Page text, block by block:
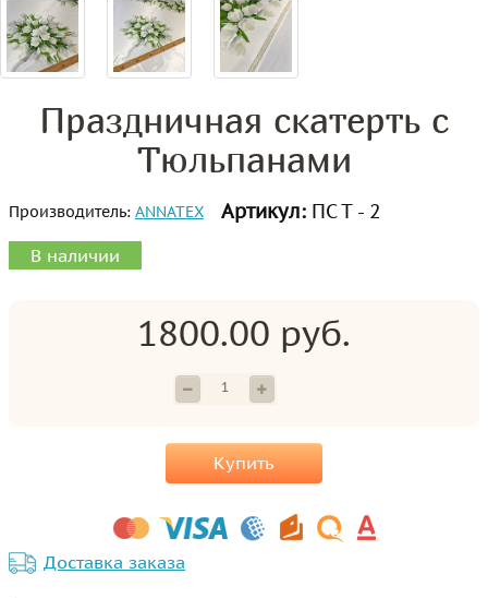
Праздничная скатерть с
Тюльпанами
Производитель: ANNATEX Артикул: ПС Т - 2
В наличии
1800.00 руб.
Купить
Доставка заказа